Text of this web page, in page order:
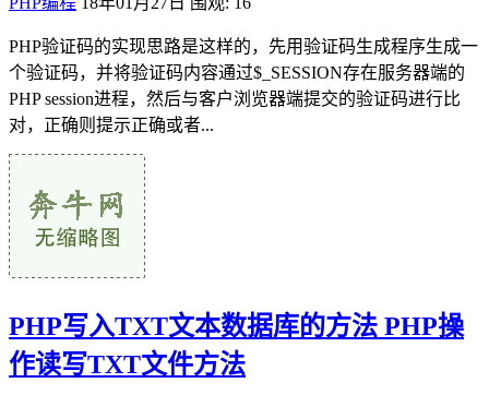
PHP验证码的实现思路是这样的，先用验证码生成程序生成一
个验证码，并将验证码内容通过$_SESSION存在服务器端的
PHP session进程，然后与客户浏览器端提交的验证码进行比
对，正确则提示正确或者...
PHP写入TXT文本数据库的方法 PHP操
作读写TXT文件方法